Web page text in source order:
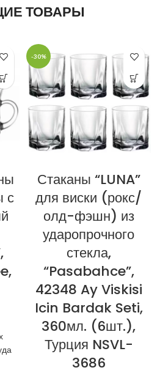
ТОВАРЫ
с
-30%
Стаканы “LUNA”
для виски (рокс/
олд-фэшн) из
ударопрочного
стекла,
“Pasabahce”,
42348 Ay Viskisi
Icin Bardak Seti,
360мл. (6шт.),
Турция NSVL-
3686